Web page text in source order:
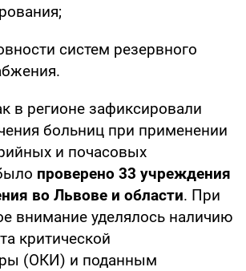
систем резервного
в регионе зафиксировали
больниц при применении
и почасовых
проверено 33 учреждения
во Львове и области. При
внимание уделялось наличию
критической
(ОКИ) и поданным